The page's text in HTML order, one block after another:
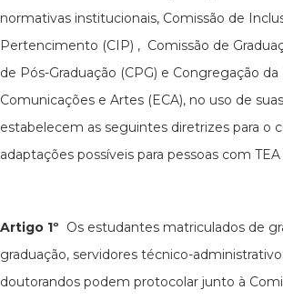
normativas institucionais, Comissão de
Pertencimento (CIP) , Comissão de
de Pós-Graduação (CPG) e Congregação da
Comunicações e Artes (ECA), no uso de
estabelecem as seguintes diretrizes para o
adaptações possíveis para pessoas com
Artigo 1º Os estudantes matriculados de
graduação, servidores técnico-
doutorandos podem protocolar junto à